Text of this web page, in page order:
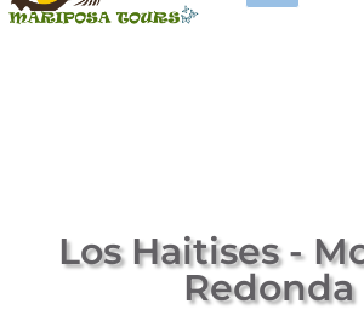
Los Haitises -
Redonda